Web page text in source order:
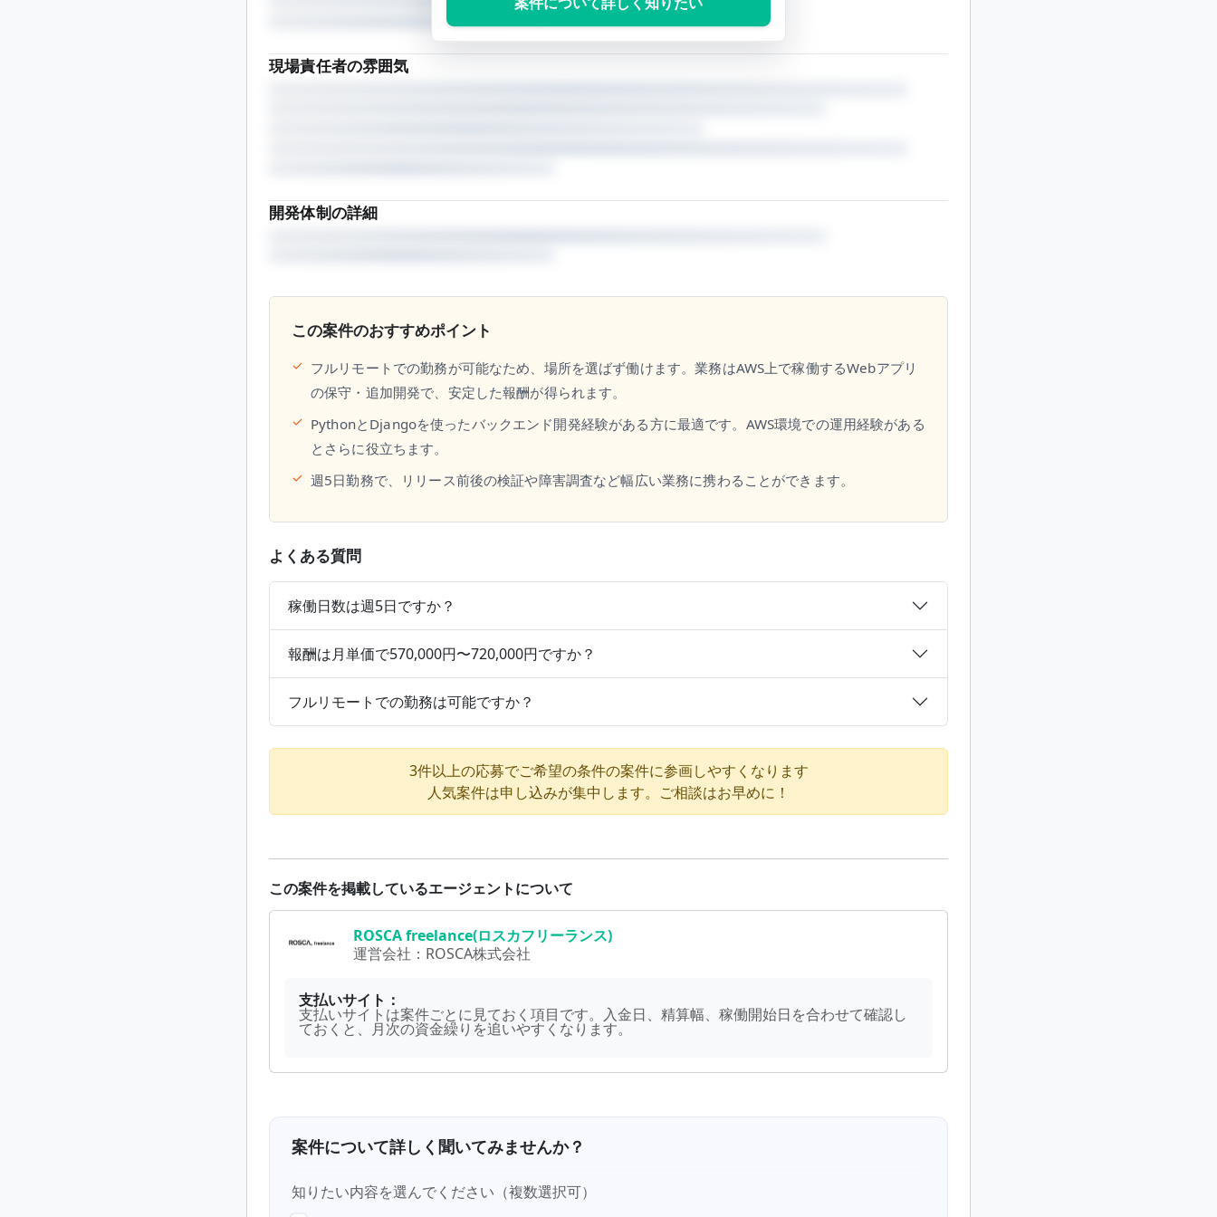
現場責任者の雰囲気
開発体制の詳細
この案件のおすすめポイント
✓ フルリモートでの勤務が可能なため、場所を選ばず働けます。業務はAWS上で稼働するWebアプリ
の保守・追加開発で、安定した報酬が得られます。
✓ PythonとDjangoを使ったバックエンド開発経験がある方に最適です。AWS環境での運用経験がある
とさらに役立ちます。
✓ 週5日勤務で、リリース前後の検証や障害調査など幅広い業務に携わることができます。
よくある質問
稼働日数は週5日ですか？
報酬は月単価で570,000円〜720,000円ですか？
フルリモートでの勤務は可能ですか？
3件以上の応募でご希望の条件の案件に参画しやすくなります
人気案件は申し込みが集中します。ご相談はお早めに！
この案件を掲載しているエージェントについて
ROSCA freelance(ロスカフリーランス)
運営会社： ROSCA株式会社
支払いサイト：
支払いサイトは案件ごとに見ておく項目です。入金日、精算幅、稼働開始日を合わせて確認し
ておくと、月次の資金繰りを追いやすくなります。
案件について詳しく聞いてみませんか？
知りたい内容を選んでください（複数選択可）